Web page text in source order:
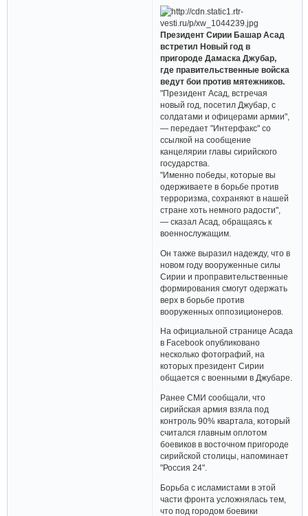
Президент Сирии Башар Асад
встретил Новый год в
пригороде Дамаска Джубар,
где правительственные войска
ведут бои против мятежников.
"Президент Асад, встречая
новый год, посетил Джубар, с
солдатами и офицерами армии",
— передает "Интерфакс" со
ссылкой на сообщение
канцелярии главы сирийского
государства.
"Именно победы, которые вы
одерживаете в борьбе против
терроризма, сохраняют в нашей
стране хоть немного радости",
— сказал Асад, обращаясь к
военнослужащим.
Он также выразил надежду, что в
новом году вооруженные силы
Сирии и проправительственные
формирования смогут одержать
верх в борьбе против
вооруженных оппозиционеров.
На официальной странице Асада
в Facebook опубликовано
несколько фотографий, на
которых президент Сирии
общается с военными в Джубаре.
Ранее СМИ сообщали, что
сирийская армия взяла под
контроль 90% квартала, который
считался главным оплотом
боевиков в восточном пригороде
сирийской столицы, напоминает
"Россия 24".
Борьба с исламистами в этой
части фронта усложнялась тем,
что под городом боевики